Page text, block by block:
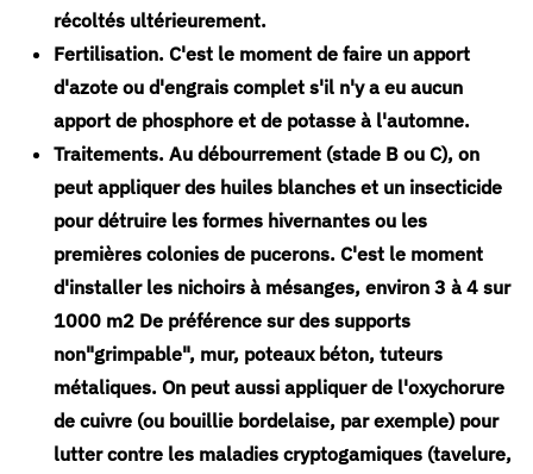
récoltés ultérieurement.
Fertilisation. C'est le moment de faire un apport
d'azote ou d'engrais complet s'il n'y a eu aucun
apport de phosphore et de potasse à l'automne.
Traitements. Au débourrement (stade B ou C), on
peut appliquer des huiles blanches et un insecticide
pour détruire les formes hivernantes ou les
premières colonies de pucerons. C'est le moment
d'installer les nichoirs à mésanges, environ 3 à 4 sur
1000 m2 De préférence sur des supports
non"grimpable", mur, poteaux béton, tuteurs
métaliques. On peut aussi appliquer de l'oxychorure
de cuivre (ou bouillie bordelaise, par exemple) pour
lutter contre les maladies cryptogamiques (tavelure,